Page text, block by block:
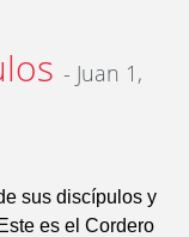
- Juan 1,
sus discípulos y
es el Cordero